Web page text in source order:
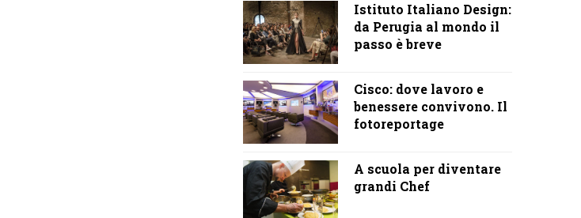
Istituto Italiano Design:
da Perugia al mondo il
passo è breve
Cisco: dove lavoro e
benessere convivono. Il
fotoreportage
A scuola per diventare
grandi Chef